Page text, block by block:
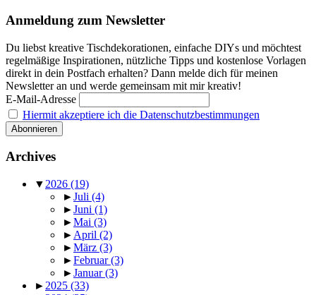
Anmeldung zum Newsletter
Du liebst kreative Tischdekorationen, einfache DIYs und möchtest
regelmäßige Inspirationen, nützliche Tipps und kostenlose Vorlagen
direkt in dein Postfach erhalten? Dann melde dich für meinen
Newsletter an und werde gemeinsam mit mir kreativ!
E-Mail-Adresse
Hiermit akzeptiere ich die Datenschutzbestimmungen
Archives
▼ 2026 (19)
►Juli (4)
►Juni (1)
►Mai (3)
► April (2)
►März (3)
►Februar(3)
►Januar(3)
► 2025 (33)